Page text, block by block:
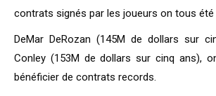
contrats signés par les joueurs on tous été
DeMar DeRozan (145M de dollars sur
Conley (153M de dollars sur cinq ans),
bénéficier de contrats records.